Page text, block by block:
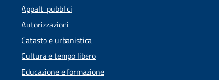
Appalti pubblici
Autorizzazioni
Catasto e urbanistica
Cultura e tempo libero
Educazione e formazione